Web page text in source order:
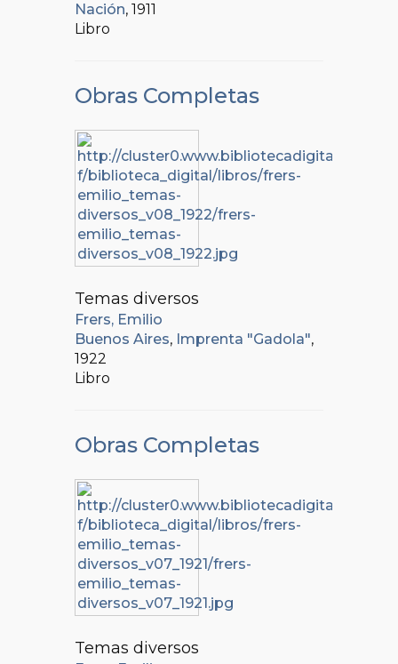
Nación, 1911
Libro
Obras Completas
Temas diversos
Frers, Emilio
Buenos Aires, Imprenta "Gadola",
1922
Libro
Obras Completas
Temas diversos